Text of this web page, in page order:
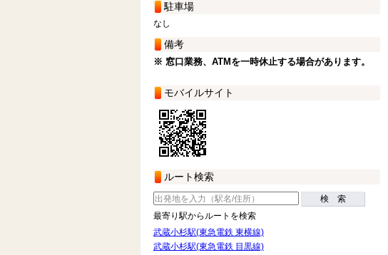
駐車場
なし
備考
※ 窓口業務、ATMを一時休止する場合があります。
モバイルサイト
ルート検索
検 索
最寄り駅からルートを検索
武蔵小杉駅(東急電鉄 東横線)
武蔵小杉駅(東急電鉄 目黒線)